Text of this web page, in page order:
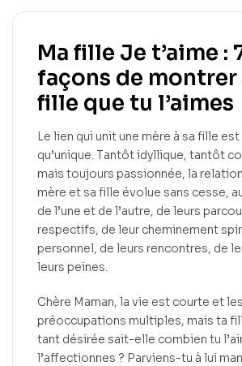
Ma fille Je t’aime :
façons de montrer
fille que tu l’aimes
Le lien qui unit une mère à sa fille
qu’unique. Tantôt idyllique, tantôt
mais toujours passionnée, la
mère et sa fille évolue sans cesse,
de l’une et de l’autre, de leurs
respectifs, de leur cheminement
personnel, de leurs rencontres, de
leurs peines.
Chère Maman, la vie est courte et les
préoccupations multiples, mais ta
tant désirée sait-elle combien tu
l’affectionnes ? Parviens-tu à lui